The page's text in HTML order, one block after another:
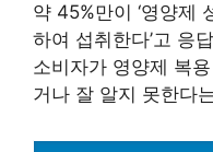
약 45%만이 ‘영양제
하여 섭취한다’고 응
소비자가 영양제 복
거나 잘 알지 못한다